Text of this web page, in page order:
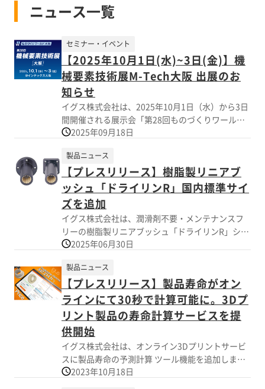
ニュース一覧
【2025年10月1日(水)~3日(金)】機
械要素技術展M-Tech大阪 出展のお
知らせ
セミナー・イベント
イグス株式会社は、2025年10月1日（水）から3日
間開催される展示会「第28回ものづくりワールド
機械要素技術展 M-Tech大阪」に出展いたします。
ず、メンテナンスの手間やコスト削減に貢献する
製品を多数展示し、イグス独自の高機能樹脂素材
を活かしたソリューションをご提案します。
2025年09月18日
【プレスリリース】樹脂製リニアブ
ッシュ「ドライリンR」国内標準サイ
ズを追加
製品ニュース
イグス株式会社は、潤滑剤不要・メンテナンスフ
リーの樹脂製リニアブッシュ「ドライリンR」シリ
ーズに、国内標準サイズを追加し、国内販売を開
ているサイズに対応するもので、従来の欧州規格
品と比べて、よりスムーズな設計対応・部品置き
換えが可能となります。 新サイズ展開により、国
内設計での使用においてはサイズに合わせる設計
が不要となり、ドライリンRを既存規格品の代替部
品として導入しやすくなりました。 特に、耐粉塵
性・耐水性・耐薬品性が求められる環境で、従来
の金属ベアリングからの置き換えニーズに対応し
ます。 当社は今後も、グローバル品質とローカル
2025年06月30日
【プレスリリース】製品寿命がオン
ラインにて30秒で計算可能に。3Dプ
リント製品の寿命計算サービスを提
供開始
製品ニュース
イグス株式会社は、オンライン3Dプリントサービ
スに製品寿命の予測計算 ツール機能を追加しまし
た。 当サービスにより、ユーザーは製品寿命を予2023年10月18日